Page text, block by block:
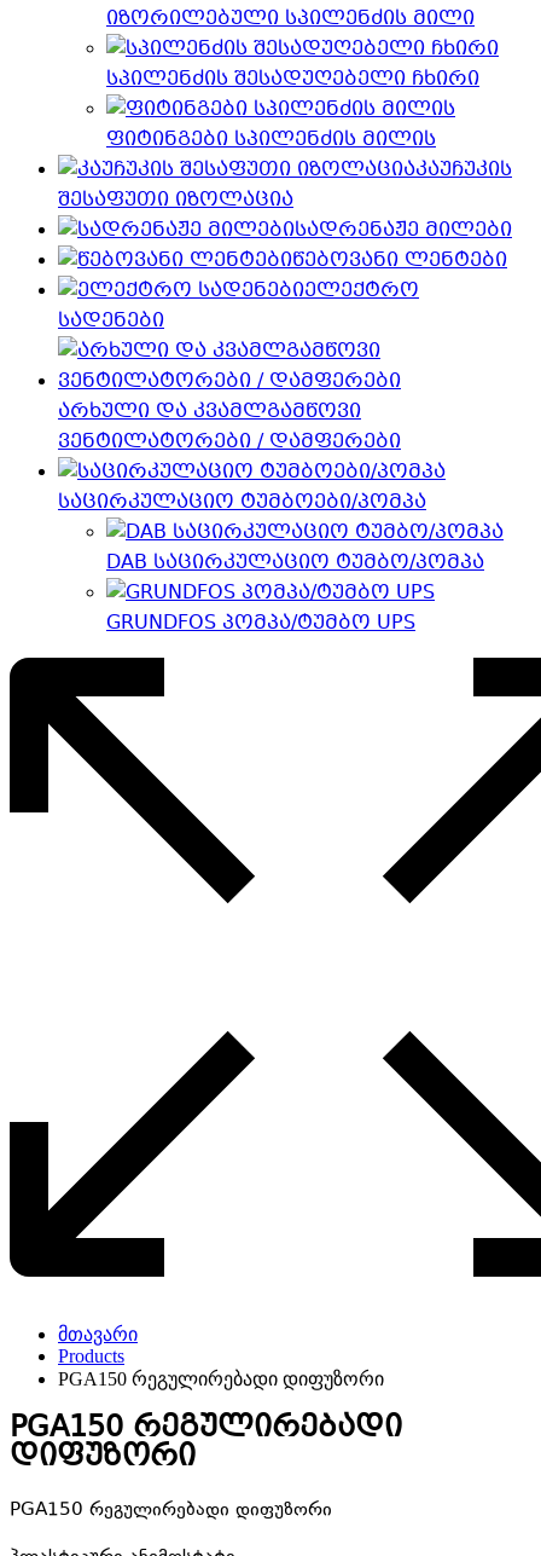
იზორილებული სპილენძის მილი
სპილენძის შესადუღებელი ჩხირი
ფიტინგები სპილენძის მილის
კაუჩუკის
შესაფუთი იზოლაცია
სადრენაჟე მილები
წებოვანი ლენტები
ელექტრო
სადენები
არხული და კვამლგამწოვი
ვენტილატორები / დამფერები
საცირკულაციო ტუმბოები/პომპა
DAB საცირკულაციო ტუმბო/პომპა
GRUNDFOS პომპა/ტუმბო UPS
მთავარი
Products
PGA150 რეგულირებადი დიფუზორი
PGA150 რეგულირებადი
დიფუზორი
PGA150 რეგულირებადი დიფუზორი